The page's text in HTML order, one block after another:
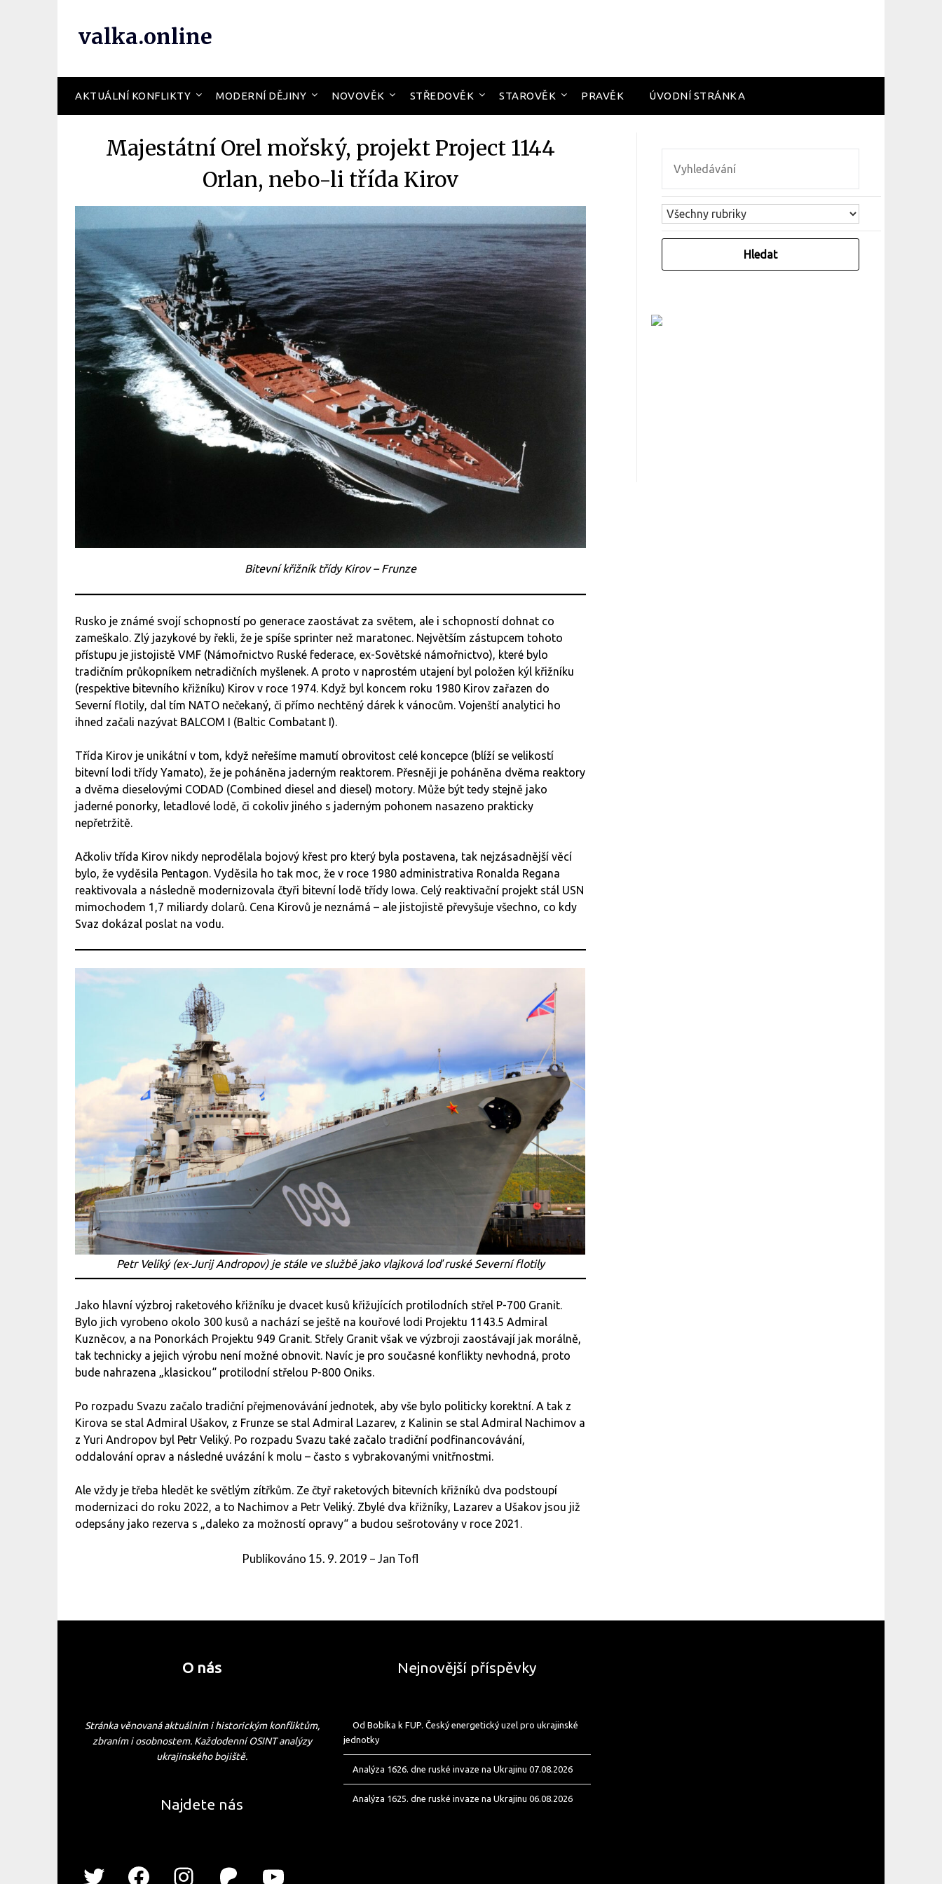
valka.online
AKTUÁLNÍ KONFLIKTY MODERNÍ DĚJINY NOVOVĚK STŘEDOVĚK STAROVĚK PRAVĚK ÚVODNÍ STRÁNKA
Majestátní Orel mořský, projekt Project 1144
Orlan, nebo-li třída Kirov
Bitevní křižník třídy Kirov – Frunze
Rusko je známé svojí schopností po generace zaostávat za světem, ale i schopností dohnat co
zameškalo. Zlý jazykové by řekli, že je spíše sprinter než maratonec. Největším zástupcem tohoto
přístupu je jistojistě VMF (Námořnictvo Ruské federace, ex-Sovětské námořnictvo), které bylo
tradičním průkopníkem netradičních myšlenek. A proto v naprostém utajení byl položen kýl křižníku
(respektive bitevního křižníku) Kirov v roce 1974. Když byl koncem roku 1980 Kirov zařazen do
Severní flotily, dal tím NATO nečekaný, či přímo nechtěný dárek k vánocům. Vojenští analytici ho
ihned začali nazývat BALCOM I (Baltic Combatant I).
Třída Kirov je unikátní v tom, když neřešíme mamutí obrovitost celé koncepce (blíží se velikostí
bitevní lodi třídy Yamato), že je poháněna jaderným reaktorem. Přesněji je poháněna dvěma reaktory
a dvěma dieselovými CODAD (Combined diesel and diesel) motory. Může být tedy stejně jako
jaderné ponorky, letadlové lodě, či cokoliv jiného s jaderným pohonem nasazeno prakticky
nepřetržitě.
Ačkoliv třída Kirov nikdy neprodělala bojový křest pro který byla postavena, tak nejzásadnější věcí
bylo, že vyděsila Pentagon. Vyděsila ho tak moc, že v roce 1980 administrativa Ronalda Regana
reaktivovala a následně modernizovala čtyři bitevní lodě třídy Iowa. Celý reaktivační projekt stál USN
mimochodem 1,7 miliardy dolarů. Cena Kirovů je neznámá – ale jistojistě převyšuje všechno, co kdy
Svaz dokázal poslat na vodu.
Petr Veliký (ex-Jurij Andropov) je stále ve službě jako vlajková loď ruské Severní flotily
Jako hlavní výzbroj raketového křižníku je dvacet kusů křižujících protilodních střel P-700 Granit.
Bylo jich vyrobeno okolo 300 kusů a nachází se ještě na kouřové lodi Projektu 1143.5 Admiral
Kuzněcov, a na Ponorkách Projektu 949 Granit. Střely Granit však ve výzbroji zaostávají jak morálně,
tak technicky a jejich výrobu není možné obnovit. Navíc je pro současné konflikty nevhodná, proto
bude nahrazena „klasickou“ protilodní střelou P-800 Oniks.
Po rozpadu Svazu začalo tradiční přejmenovávání jednotek, aby vše bylo politicky korektní. A tak z
Kirova se stal Admiral Ušakov, z Frunze se stal Admiral Lazarev, z Kalinin se stal Admiral Nachimov a
z Yuri Andropov byl Petr Veliký. Po rozpadu Svazu také začalo tradiční podfinancovávání,
oddalování oprav a následné uvázání k molu – často s vybrakovanými vnitřnostmi.
Ale vždy je třeba hledět ke světlým zítřkům. Ze čtyř raketových bitevních křižníků dva podstoupí
modernizaci do roku 2022, a to Nachimov a Petr Veliký. Zbylé dva křižníky, Lazarev a Ušakov jsou již
odepsány jako rezerva s „daleko za možností opravy“ a budou sešrotovány v roce 2021.
Publikováno 15. 9. 2019 –Jan Tofl
O nás
Stránka věnovaná aktuálním i historickým konfliktům,
zbraním i osobnostem. Každodenní OSINT analýzy
ukrajinského bojiště.
Najdete nás
Nejnovější příspěvky
Od Bobíka k FUP. Český energetický uzel pro ukrajinské
jednotky
Analýza 1626. dne ruské invaze na Ukrajinu 07.08.2026
Analýza 1625. dne ruské invaze na Ukrajinu 06.08.2026